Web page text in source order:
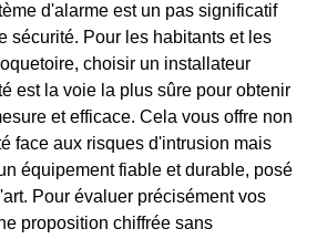
d'alarme est un pas significatif
sécurité. Pour les habitants et les
choisir un installateur
est la voie la plus sûre pour obtenir
et efficace. Cela vous offre non
face aux risques d'intrusion mais
équipement fiable et durable, posé
Pour évaluer précisément vos
proposition chiffrée sans